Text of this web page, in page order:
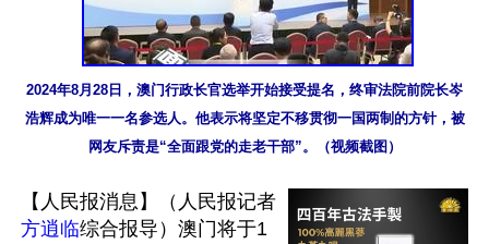
2024年8月28日，澳门行政长官选举开始接受提名，终审法院前院长岑
浩辉成为唯一一名参选人。他表示将坚定不移贯彻一国两制的方针，被
网友斥责是“全面跟党的走老干部”。（视频截图）
【人民报消息】（人民报记者
方逍临综合报导）澳门将于1